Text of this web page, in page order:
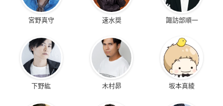
宮野真守 速水奨 諏訪部順一
下野紘 木村昴 坂本真綾